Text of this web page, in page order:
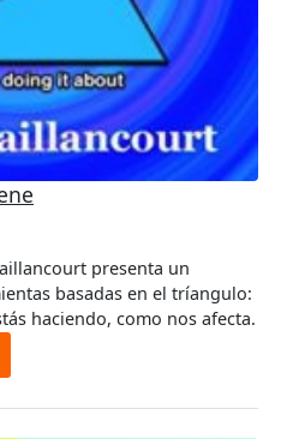
presenta un
basadas en el tríangulo:
haciendo, como nos afecta.